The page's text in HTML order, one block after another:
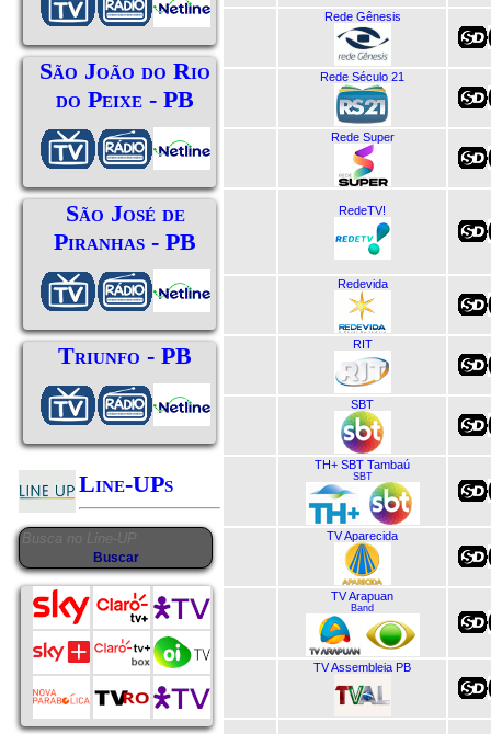
São João do Rio
do Peixe - PB
São José de
Piranhas - PB
Triunfo - PB
Line-UPs
Rede Gênesis
Rede Século 21
Rede Super
RedeTV!
Redevida
RIT
SBT
TH+ SBT Tambaú
SBT
TV Aparecida
TV Arapuan
Band
TV Assembleia PB